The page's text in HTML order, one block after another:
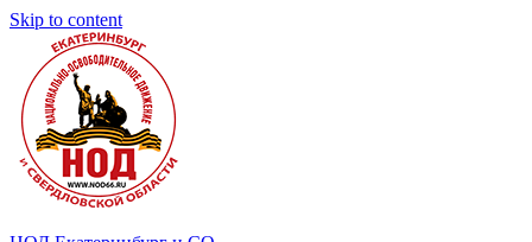
Skip to content